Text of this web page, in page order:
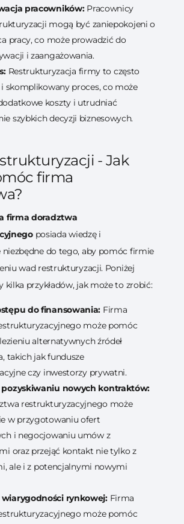
pracowników:Pracownicy
mogą być zaniepokojeni o
pracy, co może prowadzić do
i zaangażowania.
Restrukturyzacja firmy to często
i skomplikowany proces, co może
koszty i utrudniać
szybkich decyzji biznesowych.
- Jak
firma
firma doradztwa
posiada wiedzę i
niezbędne do tego, aby pomóc firmie
wad restrukturyzacji. Poniżej
kilka przykładów, jak może to zrobić:
do finansowania: Firma
może pomóc
alternatywnych źródeł
takich jak fundusze
czy inwestorzy prywatni.
pozyskiwaniu nowych kontraktów:
restrukturyzacyjnego może
w przygotowaniu ofert
i negocjowaniu umów z
oraz przejąć kontakt nie tylko z
ale i z potencjalnymi nowymi
rynkowej:Firma
może pomóc